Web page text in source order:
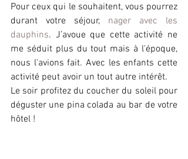
Pour ceux qui le souhaitent, vous pourrez
durant votre séjour, nager avec les
dauphins. J’avoue que cette activité ne
me séduit plus du tout mais à l'époque,
nous l'avions fait. Avec les enfants cette
activité peut avoir un tout autre intérêt.
Le soir profitez du coucher du soleil pour
déguster une pina colada au bar de votre
hôtel !